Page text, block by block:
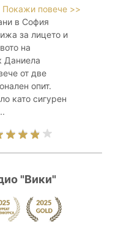
Покажи повече >>
в София
за лицето и
на
Даниела
от две
опит.
като сигурен
"Вики"